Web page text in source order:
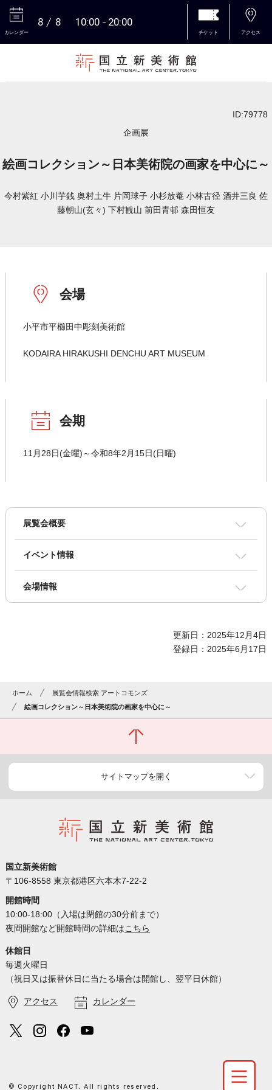
カレンダー
8 8 10:00 20:00
チケット アクセス
ID:79778
企画展
絵画コレクション～日本美術院の画家を中心に～
今村紫紅 小川芋銭 奥村土牛 片岡球子 小杉放菴 小林古径 酒井三良 佐
藤朝山(玄々) 下村観山 前田青邨 森田恒友
会場
小平市平櫛田中彫刻美術館
KODAIRA HIRAKUSHI DENCHU ART MUSEUM
会期
11月28日(金曜)～令和8年2月15日(日曜)
展覧会概要
イベント情報
会場情報
更新日：2025年12月4日
登録日：2025年6月17日
ホーム
展覧会情報検索 アートコモンズ
絵画コレクション～日本美術院の画家を中心に～
サイトマップを開く
国立新美術館
〒106-8558 東京都港区六本木7-22-2
開館時間
10:00-18:00（入場は閉館の30分前まで）
夜間開館など開館時間の詳細はこちら
休館日
毎週火曜日
（祝日又は振替休日に当たる場合は開館し、翌平日休館）
アクセス カレンダー
© Copyright NACT. All rights reserved.